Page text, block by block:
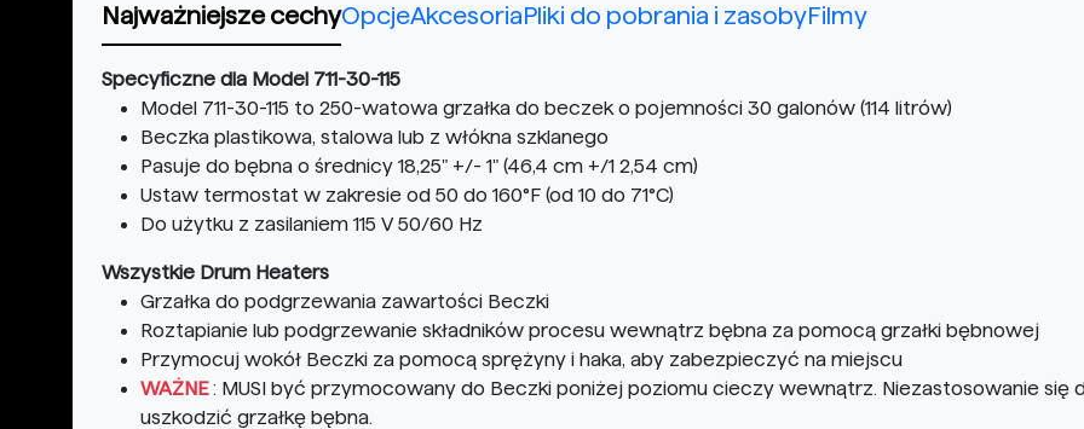
Najważniejsze cechyOpcjeAkcesoriaPliki do pobrania i zasobyFilmy
Specyficzne dla Model 711-30-115
Model 711-30-115 to 250-watowa grzałka do beczek o pojemności 30 galonów (114 litrów)
Beczka plastikowa, stalowa lub z włókna szklanego
Pasuje do bębna o średnicy 18,25" +/- 1" (46,4 cm +/1 2,54 cm)
Ustaw termostat w zakresie od 50 do 160°F (od 10 do 71°C)
Do użytku z zasilaniem 115 V 50/60 Hz
Wszystkie Drum Heaters
Grzałka do podgrzewania zawartości Beczki
Roztapianie lub podgrzewanie składników procesu wewnątrz bębna za pomocą grzałki bębnowej
Przymocuj wokół Beczki za pomocą sprężyny i haka, aby zabezpieczyć na miejscu
WAŻNE: MUSI być przymocowany do Beczki poniżej poziomu cieczy wewnątrz. Niezastosowanie się
uszkodzić grzałkę bębna.